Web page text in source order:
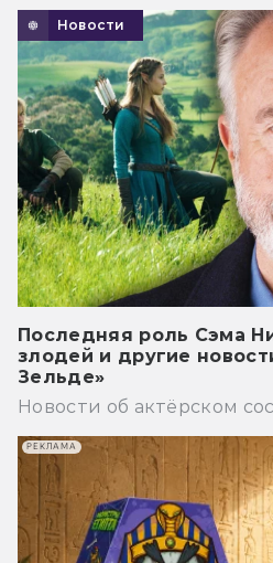
Новости
Последняя роль Сэма
злодей и другие
Зельде»
Новости об актёрском
РЕКЛАМА